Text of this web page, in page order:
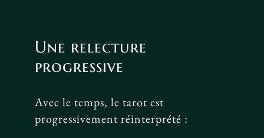
Une relecture
progressive
Avec le temps, le tarot est
progressivement réinterprété :